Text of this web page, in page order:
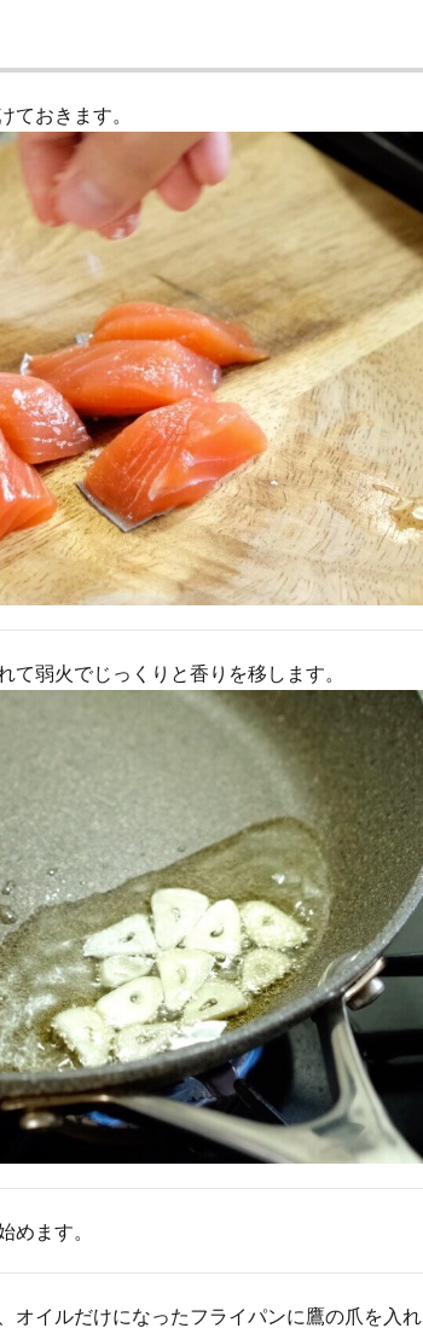
ておきます。
弱火でじっくりと香りを移します。
めます。
オイルだけになったフライパンに鷹の爪を入れ